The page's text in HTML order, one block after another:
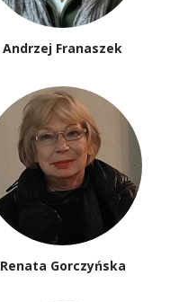
Andrzej Franaszek
Renata Gorczyńska